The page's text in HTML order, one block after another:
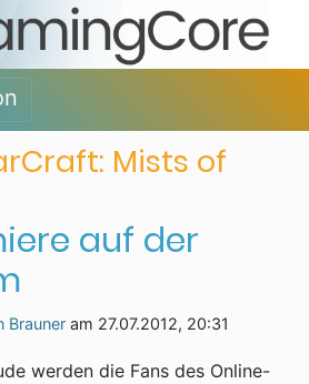
Mists of
auf der
Brauner am 27.07.2012, 20:31
werden die Fans des Online-